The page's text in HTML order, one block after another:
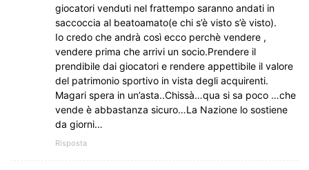
giocatori venduti nel frattempo saranno andati in
saccoccia al beatoamato(e chi s’è visto s’è visto).
Io credo che andrà così ecco perchè vendere ,
vendere prima che arrivi un socio.Prendere il
prendibile dai giocatori e rendere appettibile il valore
del patrimonio sportivo in vista degli acquirenti.
Magari spera in un’asta..Chissà…qua si sa poco …che
vende è abbastanza sicuro…La Nazione lo sostiene
da giorni…
Risposta